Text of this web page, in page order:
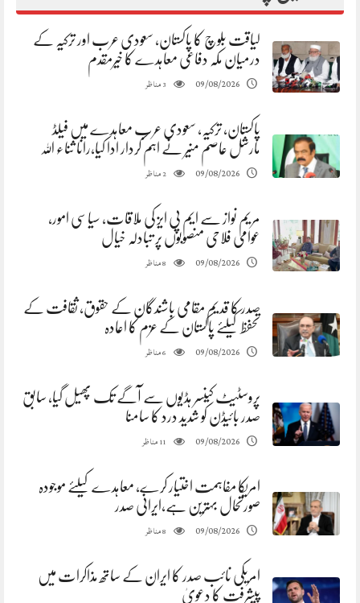
لیاقت بلوچ کا پاکستان، سعودی عرب اور ترکیہ کے
درمیان مکہ دفاعی معاہدے کا خیرمقدم
09/08/2026
3مناظر
پاکستان، ترکیہ، سعودی عرب معاہدے میں فیلڈ
مارشل عاصم منیر نے اہم کردار ادا کیا،رانا ثناء اللہ
09/08/2026
2مناظر
مریم نواز سے ایم پی ایز کی ملاقات، سیاسی امور،
عوامی فلاحی منصوبوں پر تبادلہ خیال
09/08/2026
8مناظر
صدر کا قدیم مقامی باشندگان کے حقوق، ثقافت کے
تحفظ کیلئے پاکستان کے عزم کا اعادہ
09/08/2026
6مناظر
پروسٹیٹ کینسر ہڈیوں سے آگے تک پھیل گیا، سابق
صدر بائیڈن کو شدید درد کا سامنا
09/08/2026
11مناظر
امریکا مفاہمت اختیار کرے، معاہدے کیلئے موجودہ
صورتحال بہترین ہے،ایرانی صدر
09/08/2026
8مناظر
امریکی نائب صدر کا ایران کے ساتھ مذاکرات میں
پیشرفت کا دعویٰ